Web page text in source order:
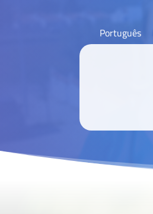
Português